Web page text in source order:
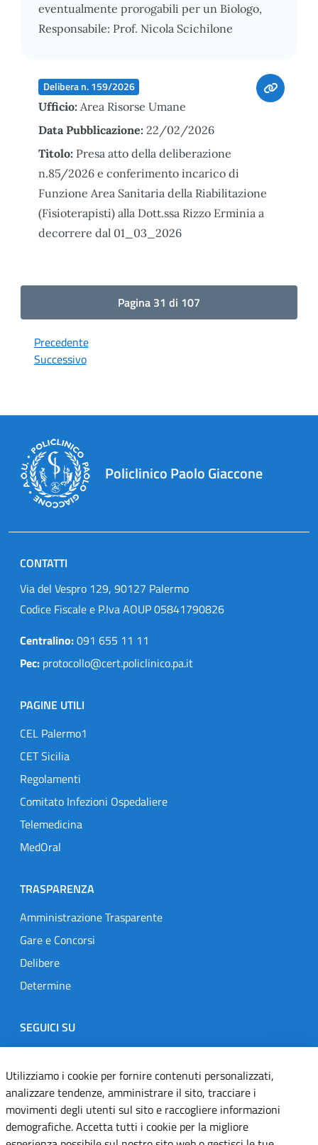
eventualmente prorogabili per un Biologo,
Responsabile: Prof. Nicola Scichilone
Delibera n. 159/2026
Ufficio: Area Risorse Umane
Data Pubblicazione: 22/02/2026
Titolo: Presa atto della deliberazione
n.85/2026 e conferimento incarico di
Funzione Area Sanitaria della Riabilitazione
(Fisioterapisti) alla Dott.ssa Rizzo Erminia a
decorrere dal 01_03_2026
Pagina 31 di 107
Precedente
Successivo
Policlinico Paolo Giaccone
CONTATTI
Via del Vespro 129, 90127 Palermo
Codice Fiscale e P.Iva AOUP 05841790826
Centralino:091 655 11 11
Pec: protocollo@cert.policlinico.pa.it
PAGINE UTILI
CEL Palermo1
CET Sicilia
Regolamenti
Comitato Infezioni Ospedaliere
Telemedicina
MedOral
TRASPARENZA
Amministrazione Trasparente
Gare e Concorsi
Delibere
Determine
SEGUICI SU
Designers Italia
TwitterInstagramYoutubeLinkedin
Dichiarazione di accessibilità
Utilizziamo i cookie per fornire contenuti personalizzati,
analizzare tendenze, amministrare il sito, tracciare i
movimenti degli utenti sul sito e raccogliere informazioni
demografiche. Accetta tutti i cookie per la migliore